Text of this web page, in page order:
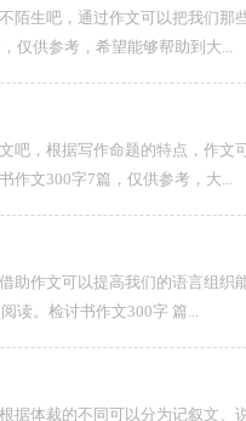
陌生吧，通过作文可以把我们
仅供参考，希望能够帮助到大...
吧，根据写作命题的特点，作
作文300字7篇，仅供参考，大...
助作文可以提高我们的语言组
读。检讨书作文300字 篇...
据体裁的不同可以分为记叙文、